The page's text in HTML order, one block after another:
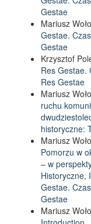
Gestae
Mariusz
Gestae.
Gestae
Krzysztof
Res Gestae.
Res Gestae
Mariusz
ruchu
historyczne:
Mariusz
Pomorzu w
– w
Historyczne,
Gestae.
Gestae
Mariusz